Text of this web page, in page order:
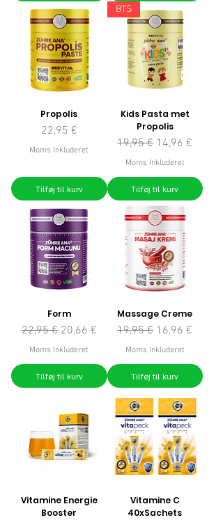
Propolis
Pris
22,95 €
Moms Inkluderet
Tilføj til kurv
BTS
Kids Pasta met
Propolis
Regulær pris
19,95 € Salgspris
14,96 €
Moms Inkluderet
Tilføj til kurv
Form
Regulær pris
22,95 € Salgspris
20,66 €
Moms Inkluderet
Tilføj til kurv
Massage Creme
Regulær pris
19,95 € Salgspris
16,96 €
Moms Inkluderet
Tilføj til kurv
Vitamine Energie
Booster
Vitamine C
40xSachets